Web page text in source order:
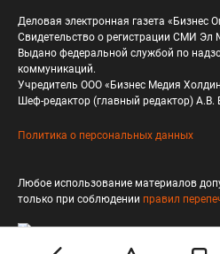
Деловая электронная газета «Бизнес
Свидетельство о регистрации СМИ
Выдано федеральной службой по
коммуникаций.
Учредитель ООО «Бизнес Медия
Шеф-редактор (главный редактор) А.В.
Политика о персональных данных
Любое использование материалов
только при соблюдении правил